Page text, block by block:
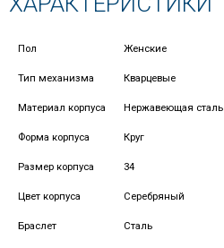
Пол Женские
Тип механизма Кварцевые
Материал корпуса Нержавеющая сталь
Форма корпуса Круг
Размер корпуса 34
Цвет корпуса Серебряный
Браслет Сталь